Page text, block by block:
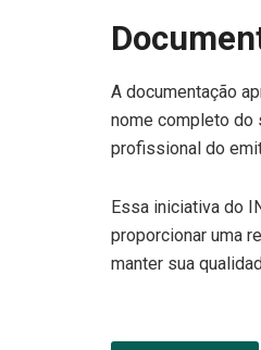
A documentação
nome completo do
profissional do
Essa iniciativa do
proporcionar uma
manter sua